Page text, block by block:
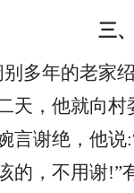
三
多年的老家
天，他就向
言谢绝，他
的，不用谢!”